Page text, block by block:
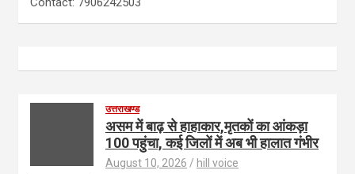
उत्तराखण्ड
असम में बाढ़ से हाहाकार,मृतकों का आंकड़ा
100 पहुंचा, कई जिलों में अब भी हालात गंभीर
August 10, 2026 hill voice